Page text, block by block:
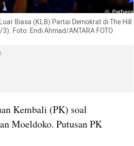
Perbesar
Biasa (KLB) Partai Demokrat di The Hill
Foto: Endi Ahmad/ANTARA FOTO
Kembali (PK) soal
Moeldoko. Putusan PK